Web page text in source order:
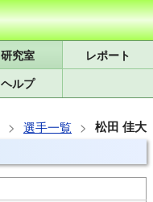
研究室
レポート
ヘルプ
選手一覧 松田 佳大